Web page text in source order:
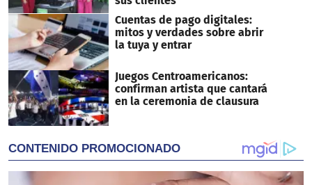
Cuentas de pago digitales:
mitos y verdades sobre abrir
la tuya y entrar
Juegos Centroamericanos:
confirman artista que cantará
en la ceremonia de clausura